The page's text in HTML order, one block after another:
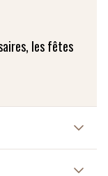
les fêtes